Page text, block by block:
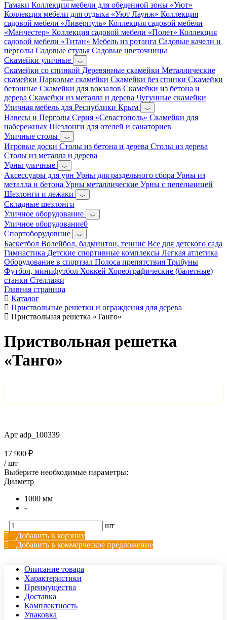
Гамаки Коллекция мебели для обеденной зоны «Уют»
Коллекция мебели для отдыха «Уют Лаунж» Коллекция
садовой мебели «Ливерпуль» Коллекция садовой мебели
«Манчестер» Коллекция садовой мебели «Полет» Коллекция
садовой мебели «Титан» Мебель из ротанга Садовые качели и
перголы Садовые стулья Садовые цветочницы
Скамейки уличные
Скамейки со спинкой Деревянные скамейки Металлические
скамейки Парковые скамейки Скамейки без спинки Скамейки
бетонные Скамейки для вокзалов Скамейки из бетона и
дерева Скамейки из металла и дерева Чугунные скамейки
Уличная мебель для Республики Крым
Навесы и Перголы Серия «Севастополь» Скамейки для
набережных Шезлонги для отелей и санаториев
Уличные столы
Игровые доски Столы из бетона и дерева Столы из дерева
Столы из металла и дерева
Урны уличные
Аксессуары для урн Урны для раздельного сбора Урны из
металла и бетона Урны металлические Урны с пепельницей
Шезлонги и лежаки
Складные шезлонги
Уличное оборудование
Уличное оборудование0
Спортоборудовние
Баскетбол Волейбол, бадминтон, теннис Все для детского сада
Гимнастика Детские спортивные комплексы Легкая атлетика
Оборудование в спортзал Полоса препятствия Трибуны
Футбол, минифутбол Хоккей Хореографические (балетные)
станки Стеллажи
Главная страница
Каталог
Приствольные решетки и ограждения для дерева
Приствольная решетка «Танго»
Приствольная решетка
«Танго»
Арт adp_100339
17 900 ₽
/шт
Выберите необходимые параметры:
Диаметр
1000 мм
-
шт
Добавить в корзину
Добавить в коммерческое предложение
Описание товара
Характеристики
Преимущества
Доставка
Комплектность
Упаковка